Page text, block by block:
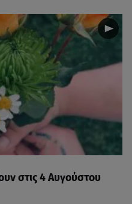
στις 4 Αυγούστου